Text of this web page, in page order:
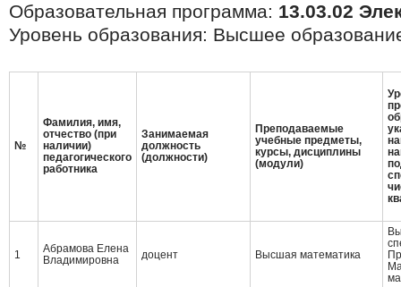
Образовательная программа: 13.03.02
Уровень образования: Высшее
№
Фамилия, имя,
отчество (при
наличии)
педагогического
работника
Занимаемая
должность
(должности)
Преподаваемые
учебные предметы,
курсы, дисциплины
(модули)
1
Абрамова Елена
Владимировна
доцент Высшая математика